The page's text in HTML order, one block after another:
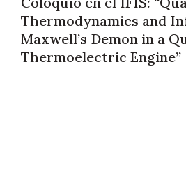
Thermodynamics and
Maxwell’s Demon in a
Thermoelectric Engine”